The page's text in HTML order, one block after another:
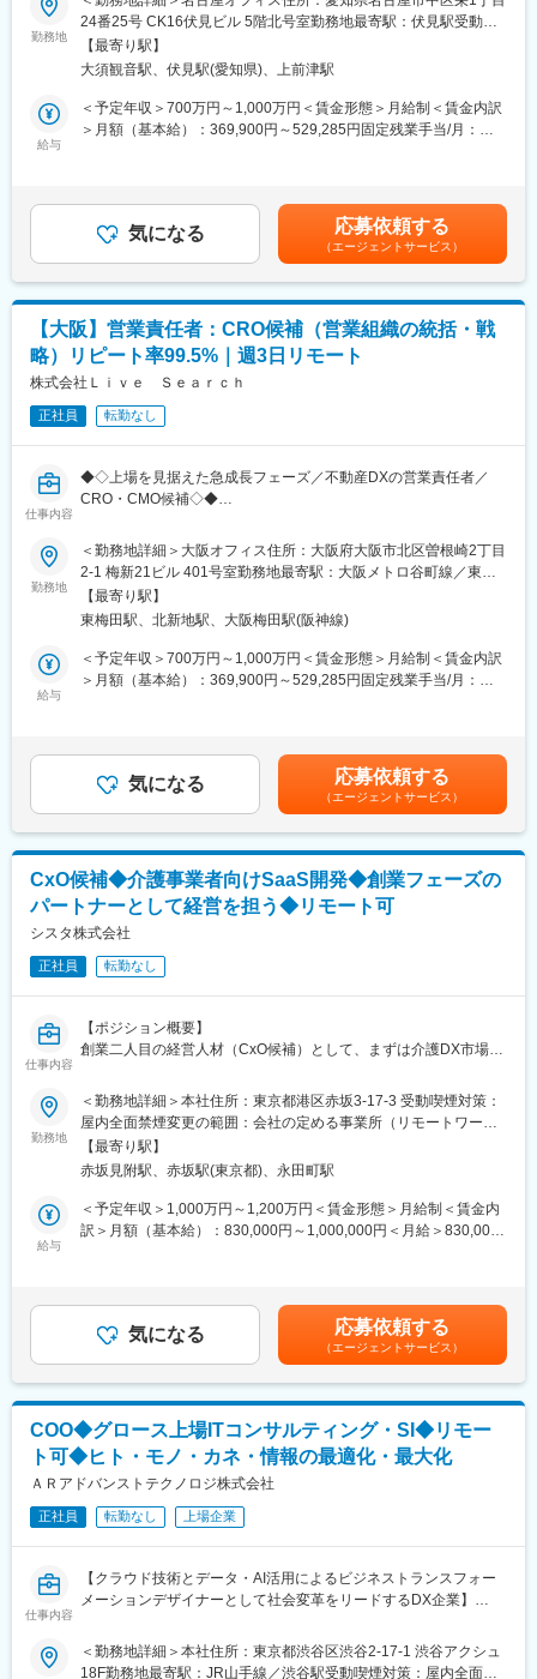
■業務の魅力
・上場を視野に入れた成長フェーズでの組織変革に携われる
・実力次第でCxO登用の機会あり
■就業環境
・週3日リモート／週2日オフィスのハイブリッドワーク
・バーチャルオフィスなど柔軟な働き方を推進
■想定されるキャリアパス
・成果に応じ、CROやCMO等の経営層への抜擢あり
■企業の特徴/魅力
・急成長市場でイノベーションを創出するダイナミズム
変更の範囲：会社の定める業務
不動産DX領域で提供するBPaaS／SaaSが好調で、売上は昨対比3
倍と急成長中です。今後の上場を視野に、東京・名古屋・大阪・
福岡の4拠点を束ねる営業責任者を増員募集します。COO直下
で、データドリブンな営業体制の再構築と、自走型の営業組織づ
くりをリードいただきます。
・科学的な営業戦略・戦術の設計、現場へのインストールと伴走
支援
・現場メンバーが自発的に考え改善できる組織文化の醸成
・現場への深いコミットと拠点横断の一体感醸成
・成果次第でCROやCMO等の経営参画ポジションを目指せるキャ
リアパス
■サービスについて
不動産会社向けDXサービス「Req」は、導入社数500社超・継続
率99.5%。
継続利用されるプロダクトのため、中長期で成果を積み上げられ
る環境です。
・20～30代が中心、男女比5:5、多様な業界出身者が活躍
■業務の魅力
・上場を視野に入れた成長フェーズでの組織変革に携われる
・実力次第でCxO登用の機会あり
■就業環境
・週3日リモート／週2日オフィスのハイブリッドワーク
・バーチャルオフィスなど柔軟な働き方を推進
■想定されるキャリアパス
・成果に応じ、CROやCMO等の経営層への抜擢あり
■企業の特徴/魅力
・急成長市場でイノベーションを創出するダイナミズム
変更の範囲：会社の定める業務
勤務地
24番25号 CK16伏見ビル 5階北号室勤務地最寄駅：伏見駅受動喫
煙対策：屋内全面禁煙変更の範囲：会社の定める事業所（リモー
トワーク含む）
【最寄り駅】
大須観音駅、伏見駅(愛知県)、上前津駅
給与
＜予定年収＞700万円～1,000万円＜賃金形態＞月給制＜賃金内訳
＞月額（基本給）：369,900円～529,285円固定残業手当/月：
賞与：最大年2回（入社時期・実績に応じて支給）■昇給：年2回
（前年度昇給実績：平均84万円／年）賃金はあくまでも目安の金
額であり、選考を通じて上下する可能性があります。月給(月額)は
固定手当を含めた表記です。
気になる 応募依頼する
（エージェントサービス）
【大阪】営業責任者：CRO候補（営業組織の統括・戦
略）リピート率99.5%｜週3日リモート
株式会社Ｌｉｖｅ Ｓｅａｒｃｈ
正社員 転勤なし
仕事内容
◆◇上場を見据えた急成長フェーズ／不動産DXの営業責任者／
CRO・CMO候補◇◆
■採用背景：
不動産DX領域で提供するBPaaS／SaaSが好調で、売上は昨対比3
倍と急成長中です。今後の上場を視野に、東京・名古屋・大阪・
福岡の4拠点を束ねる営業責任者を増員募集します。COO直下
で、データドリブンな営業体制の再構築と、自走型の営業組織づ
くりをリードいただきます。
・科学的な営業戦略・戦術の設計、現場へのインストールと伴走
支援
・現場メンバーが自発的に考え改善できる組織文化の醸成
・現場への深いコミットと拠点横断の一体感醸成
・成果次第でCROやCMO等の経営参画ポジションを目指せるキャ
リアパス
■サービスについて
不動産会社向けDXサービス「Req」は、導入社数500社超・継続
率99.5%。
継続利用されるプロダクトのため、中長期で成果を積み上げられ
る環境です。
・20～30代が中心、男女比5:5、多様な業界出身者が活躍
■業務の魅力
・上場を視野に入れた成長フェーズでの組織変革に携われる
・実力次第でCxO登用の機会あり
■就業環境
・週3日リモート／週2日オフィスのハイブリッドワーク
・バーチャルオフィスなど柔軟な働き方を推進
■想定されるキャリアパス
・成果に応じ、CROやCMO等の経営層への抜擢あり
■企業の特徴/魅力
・急成長市場でイノベーションを創出するダイナミズム
変更の範囲：会社の定める業務
勤務地
＜勤務地詳細＞大阪オフィス住所：大阪府大阪市北区曽根崎2丁目
2-1 梅新21ビル 401号室勤務地最寄駅：大阪メトロ谷町線／東梅
田駅受動喫煙対策：屋内全面禁煙変更の範囲：会社の定める事業
所（リモートワーク含む）
【最寄り駅】
東梅田駅、北新地駅、大阪梅田駅(阪神線)
給与
＜予定年収＞700万円～1,000万円＜賃金形態＞月給制＜賃金内訳
＞月額（基本給）：369,900円～529,285円固定残業手当/月：
賞与：最大年2回（入社時期・実績に応じて支給）■昇給：年2回
（前年度昇給実績：平均84万円／年）賃金はあくまでも目安の金
額であり、選考を通じて上下する可能性があります。月給(月額)は
固定手当を含めた表記です。
気になる 応募依頼する
（エージェントサービス）
CxO候補◆介護事業者向けSaaS開発◆創業フェーズの
パートナーとして経営を担う◆リモート可
シスタ株式会社
正社員 転勤なし
仕事内容
【ポジション概要】
創業二人目の経営人材（CxO候補）として、まずは介護DX市場に
推進いただきます。プロダクトが市場に受け入れられる土台を築
いた後は、収益モデルの構築やチームビルディング、資金調達・
事業提携など、事業成長に向けた経営全般にも段階的に関わって
いただく想定です。社会的意義の大きなテーマに取り組みなが
ら、事業創造と経営スキルの双方を発揮できるポジションです。
【期待したい役割】
◎ 介護業界における課題解像度をもとにしたプロダクト戦略・事
業戦略の策定
◎ ヒアリング・検証・販売活動を通じたプロダクト開発へのフィ
◎ シリーズAに向けた資金調達準備（事業計画・データ整備・ピ
ッチデック構築等）
◎ 将来的な営業・組織体制の立ち上げ／拡張を見据えた中長期戦
略設計
【ポジションの魅力】
・2040年には57万人の人材不足が見込まれ、もはや人手だけでは
解決できない巨大で構造的な社会課題に対する中長期の事業戦略
から実行までを担っていただきます。現場理解と構造理解の両方
を持ち、複雑な課題をシンプルに捉え、当事者に寄り添いながら
・中小事業者が9割以上を占めるロングテールかつ、既存ITツール
ではまだまだカバーしきれていない未着手の広大なマーケットに
勤務地
＜勤務地詳細＞本社住所：東京都港区赤坂3-17-3 受動喫煙対策：
屋内全面禁煙変更の範囲：会社の定める事業所（リモートワーク
含む）
【最寄り駅】
赤坂見附駅、赤坂駅(東京都)、永田町駅
給与
＜予定年収＞1,000万円～1,200万円＜賃金形態＞月給制＜賃金内
訳＞月額（基本給）：830,000円～1,000,000円＜月給＞830,000
(月額)は固定手当を含めた表記です。
気になる 応募依頼する
（エージェントサービス）
COO◆グロース上場ITコンサルティング・SI◆リモー
ト可◆ヒト・モノ・カネ・情報の最適化・最大化
ＡＲアドバンストテクノロジ株式会社
正社員 転勤なし 上場企業
仕事内容
【クラウド技術とデータ・AI活用によるビジネストランスフォー
メーションデザイナーとして社会変革をリードするDX企業】
■募集背景
160億から1,000億へ。経営者と同等の視座を持つ「参謀」とし
＜勤務地詳細＞本社住所：東京都渋谷区渋谷2-17-1 渋谷アクシュ
18F勤務地最寄駅：JR山手線／渋谷駅受動喫煙対策：屋内全面禁